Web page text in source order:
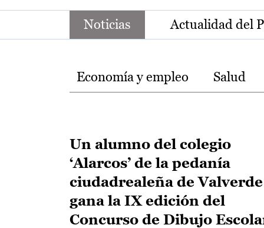
Noticias Actualidad del
Temas
Economía y empleo Salud
Un alumno del colegio
‘Alarcos’ de la pedanía
ciudadrealeña de Valverde
gana la IX edición del
Concurso de Dibujo